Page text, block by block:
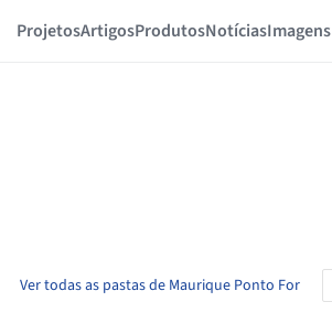
ProjetosArtigosProdutosNotíciasImagens
Ver todas as pastas de Maurique Ponto For